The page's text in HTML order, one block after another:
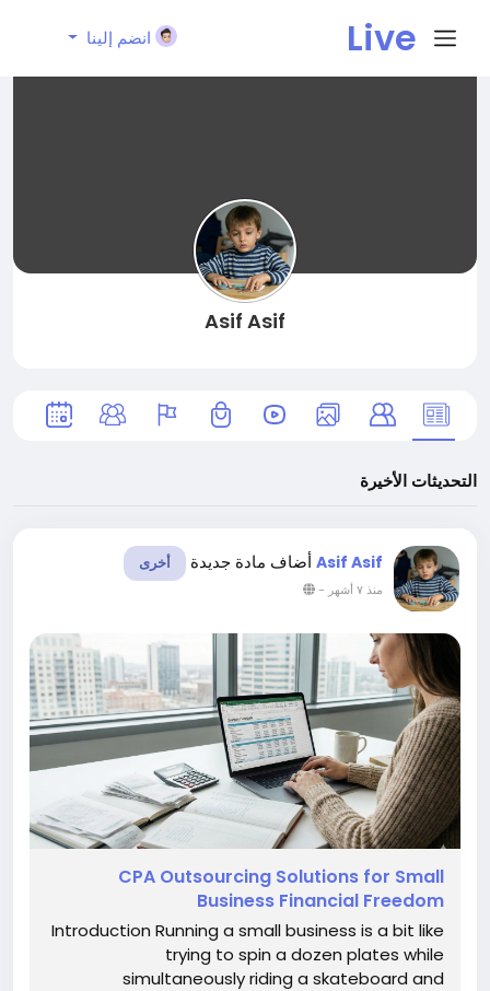
Live
انضم إلينا
Asif Asif
التحديثات الأخيرة
Asif Asif أضاف مادة جديدة أخرى
منذ ٧ أشهر -
CPA Outsourcing Solutions for Small
Business Financial Freedom
Introduction Running a small business is a bit like
trying to spin a dozen plates while
simultaneously riding a skateboard and